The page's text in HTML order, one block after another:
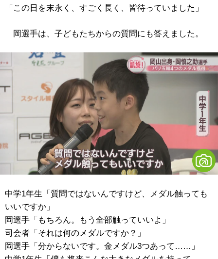
「この日を末永く、すごく長く、皆待っていました」
岡選手は、子どもたちからの質問にも答えました。
中学1年生「質問ではないんですけど、メダル触っても
いいですか」
岡選手「もちろん。もう全部触っていいよ」
司会者「それは何のメダルですか？」
岡選手「分からないです。金メダル3つあって……」